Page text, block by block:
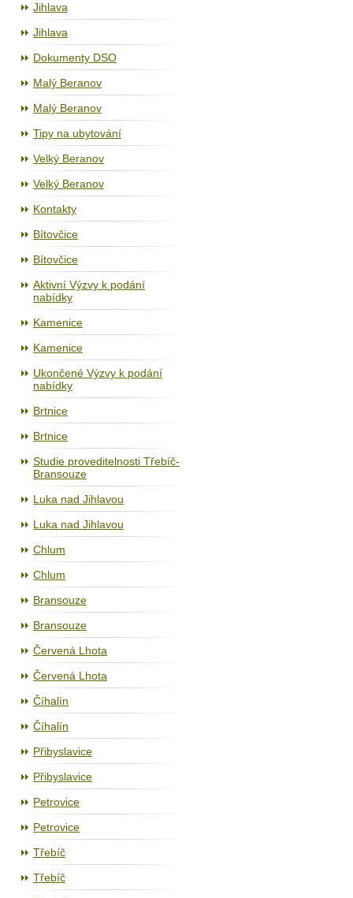
Jihlava
Jihlava
Dokumenty DSO
Malý Beranov
Malý Beranov
Tipy na ubytování
Velký Beranov
Velký Beranov
Kontakty
Bítovčice
Bítovčice
Aktivní Výzvy k podání
nabídky
Kamenice
Kamenice
Ukončené Výzvy k podání
nabídky
Brtnice
Brtnice
Studie proveditelnosti Třebíč-
Bransouze
Luka nad Jihlavou
Luka nad Jihlavou
Chlum
Chlum
Bransouze
Bransouze
Červená Lhota
Červená Lhota
Číhalín
Číhalín
Přibyslavice
Přibyslavice
Petrovice
Petrovice
Třebíč
Třebíč